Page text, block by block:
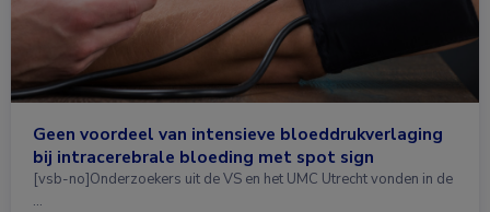
Geen voordeel van intensieve bloeddrukverlaging
bij intracerebrale bloeding met spot sign
[vsb-no]Onderzoekers uit de VS en het UMC Utrecht vonden in de
…